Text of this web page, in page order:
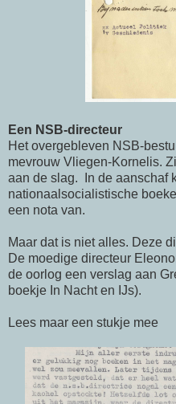
Een NSB-directeur
Het overgebleven NSB-
mevrouw Vliegen-Kornelis.
aan de slag. In de aanschaf
nationaalsocialistische
een nota van.
Maar dat is niet alles. Deze
De moedige directeur
de oorlog een verslag aan
boekje In Nacht en IJs).
Lees maar een stukje mee